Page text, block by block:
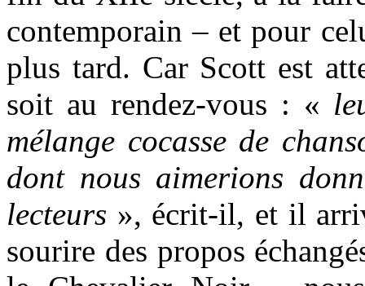
contemporain – et pour
plus tard. Car Scott est
soit au rendez-vous : «
mélange cocasse de
dont nous aimerions
lecteurs », écrit-il, et il
sourire des propos